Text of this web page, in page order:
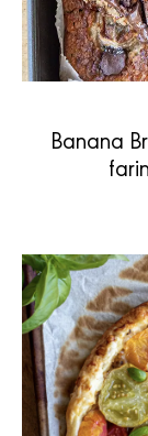
Banana